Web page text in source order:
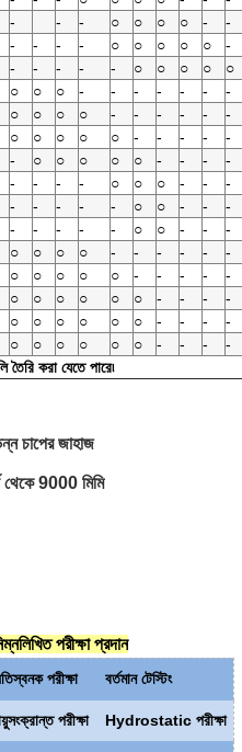
- - - ○ ○ ○ ○ -
-
- - - - ○ ○ ○ ○ ○
-
- - - - - ○ ○ ○ ○ ○
○ ○ ○ - - - - - -
-
○ ○ ○ ○ - - - - -
-
○ ○ ○ ○ ○ - - - -
-
- ○ ○ ○ ○ ○ - - -
-
- - - - ○ ○ ○ - -
-
- - - - - ○ ○ - -
-
- - - - - ○ ○ - - -
○ ○ ○ ○ - - - - -
-
○ ○ ○ ○ ○ - - - -
-
○ ○ ○ ○ ○ ○ - - -
-
○ ○ ○ ○ ○ ○ - - -
-
○ ○ ○ ○ ○ ○ - - -
-
করা যেতে পারে৷
চাপের জাহাজ
থেকে 9000 মিমি
পরীক্ষা প্রদান
পরীক্ষা বর্তমান টেস্টিং
পরীক্ষা Hydrostatic পরীক্ষা